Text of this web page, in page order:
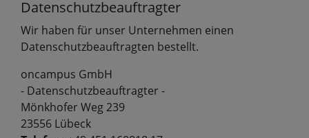
Datenschutzbeauftragter
Wir haben für unser Unternehmen einen
Datenschutzbeauftragten bestellt.
oncampus GmbH
- Datenschutzbeauftragter -
Mönkhofer Weg 239
23556 Lübeck